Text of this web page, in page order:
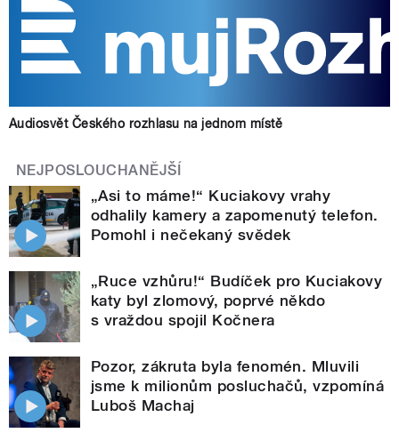
Audiosvět Českého rozhlasu na jednom místě
NEJPOSLOUCHANĚJŠÍ
„Asi to máme!“ Kuciakovy vrahy
odhalily kamery a zapomenutý telefon.
Pomohl i nečekaný svědek
„Ruce vzhůru!“ Budíček pro Kuciakovy
katy byl zlomový, poprvé někdo
s vraždou spojil Kočnera
Pozor, zákruta byla fenomén. Mluvili
jsme k milionům posluchačů, vzpomíná
Luboš Machaj